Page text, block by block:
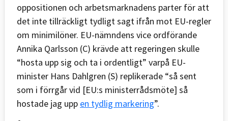
oppositionen och arbetsmarknadens parter för att
det inte tillräckligt tydligt sagt ifrån mot EU-regler
om minimilöner. EU-nämndens vice ordförande
Annika Qarlsson (C) krävde att regeringen skulle
“hosta upp sig och ta i ordentligt” varpå EU-
minister Hans Dahlgren (S) replikerade “så sent
som i förrgår vid [EU:s ministerrådsmöte] så
hostade jag upp en tydlig markering”.